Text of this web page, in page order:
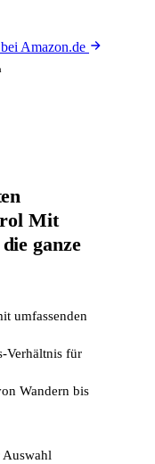
Amazon.de
Mit
ganze
umfassenden
Verhältnis für
Wandern bis
Auswahl